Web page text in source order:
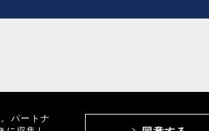
パートナ